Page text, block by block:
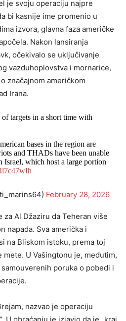
je svoju operaciju najpre
bi kasnije ime promenio u
izvora, glavna faza američke
Nakon lansiranja
očekivalo se uključivanje
vazduhoplovstva i mornarice,
značajnom američkom
Irana.
targets in a short time with
bases in the region are
and THADs have been unable
Israel, which host a large portion
February 28, 2026
Al Džaziru da Teheran više
napada. Sva američka i
na Bliskom istoku, prema toj
U Vašingtonu je, međutim,
poruka o pobedi i
nazvao je operaciju